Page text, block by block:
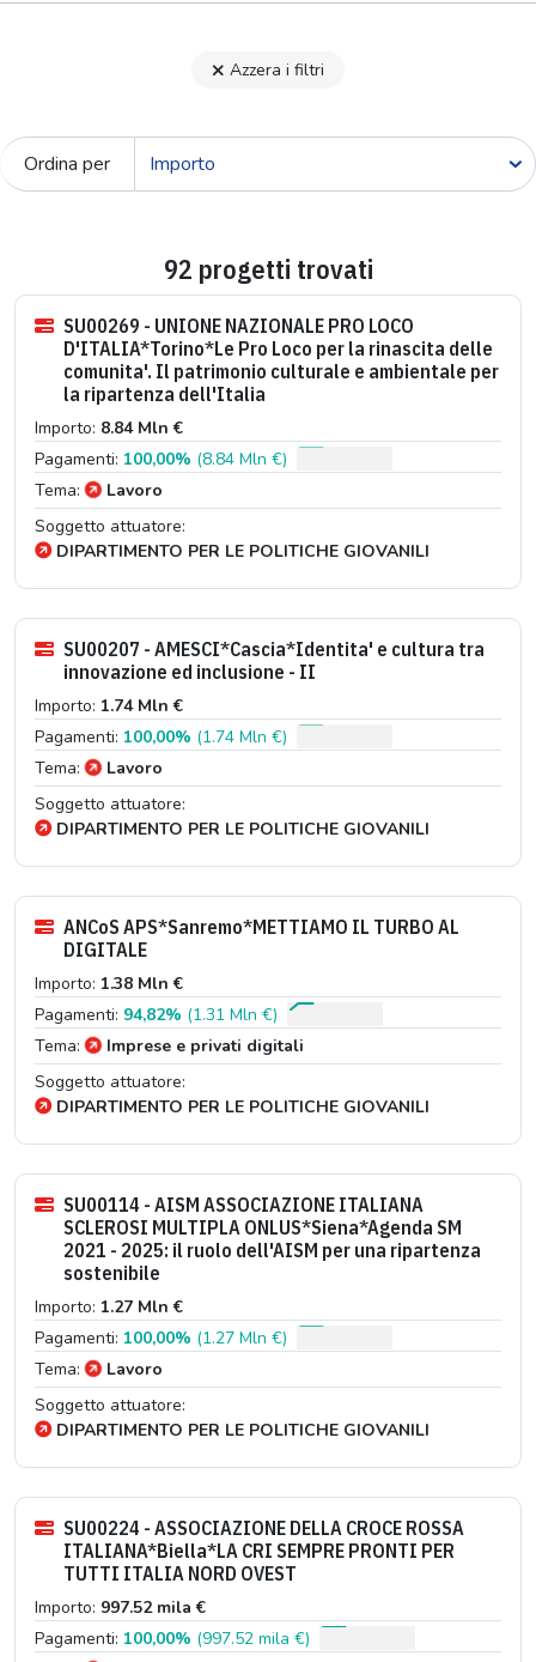
Azzera i filtri
Ordina per
92 progetti trovati
SU00269 - UNIONE NAZIONALE PRO LOCO
D'ITALIA*Torino*Le Pro Loco per la rinascita delle
comunita'. Il patrimonio culturale e ambientale per
la ripartenza dell'Italia
Importo: 8.84 Mln €
Pagamenti: 100,00% (8.84 Mln €)
Tema:
Lavoro
Soggetto attuatore:
DIPARTIMENTO PER LE POLITICHE GIOVANILI
SU00207 - AMESCI*Cascia*Identita' e cultura tra
innovazione ed inclusione - II
Importo: 1.74 Mln €
Pagamenti: 100,00% (1.74 Mln €)
Tema:
Lavoro
Soggetto attuatore:
DIPARTIMENTO PER LE POLITICHE GIOVANILI
ANCoS APS*Sanremo*METTIAMO IL TURBO AL
DIGITALE
Importo: 1.38 Mln €
Pagamenti: 94,82% (1.31 Mln €)
Tema:
Imprese e privati digitali
Soggetto attuatore:
DIPARTIMENTO PER LE POLITICHE GIOVANILI
SU00114 - AISM ASSOCIAZIONE ITALIANA
SCLEROSI MULTIPLA ONLUS*Siena*Agenda SM
2021 - 2025: il ruolo dell'AISM per una ripartenza
sostenibile
Importo: 1.27 Mln €
Pagamenti: 100,00% (1.27 Mln €)
Tema:
Lavoro
Soggetto attuatore:
DIPARTIMENTO PER LE POLITICHE GIOVANILI
SU00224 - ASSOCIAZIONE DELLA CROCE ROSSA
ITALIANA*Biella*LA CRI SEMPRE PRONTI PER
TUTTI ITALIA NORD OVEST
Importo: 997.52 mila €
Pagamenti: 100,00% (997.52 mila €)